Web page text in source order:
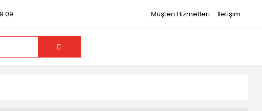
09 Müşteri Hizmetleri İletişim